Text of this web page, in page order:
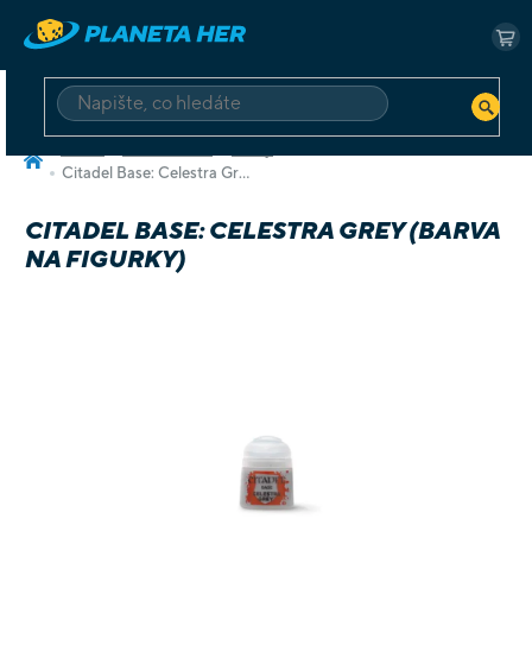
obsah
HLEDAT
Citadel Base: Celestra Grey (barva na figurky)
CITADEL BASE: CELESTRA GREY (BARVA
NA FIGURKY)